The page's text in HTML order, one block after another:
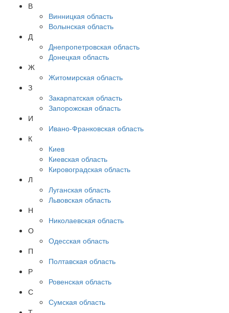
В
Винницкая область
Волынская область
Д
Днепропетровская область
Донецкая область
Ж
Житомирская область
З
Закарпатская область
Запорожская область
И
Ивано-Франковская область
К
Киев
Киевская область
Кировоградская область
Л
Луганская область
Львовская область
Н
Николаевская область
О
Одесская область
П
Полтавская область
Р
Ровенская область
С
Сумская область